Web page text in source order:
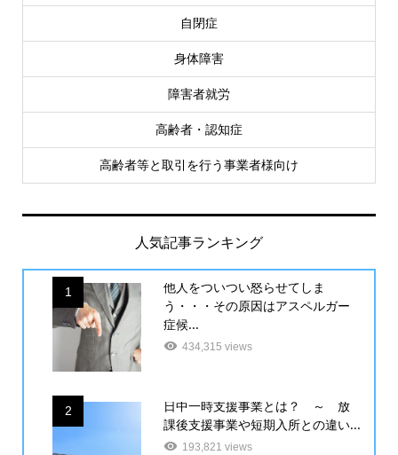
自閉症
身体障害
障害者就労
高齢者・認知症
高齢者等と取引を行う事業者様向け
人気記事ランキング
1
他人をついつい怒らせてしま
う・・・その原因はアスペルガー
症候...
434,315 views
2
日中一時支援事業とは？ ～ 放
課後支援事業や短期入所との違い...
193,821 views